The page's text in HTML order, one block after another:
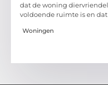
dat de woning
voldoende ruimte is en dat
Woningen